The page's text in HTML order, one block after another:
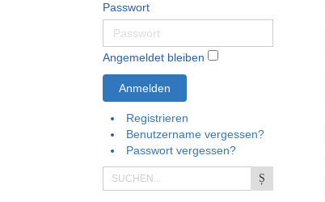
Passwort
Angemeldet bleiben
Anmelden
Registrieren
Benutzername vergessen?
Passwort vergessen?